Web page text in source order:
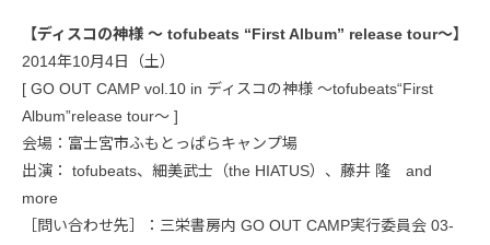
【ディスコの神様 ～ tofubeats “First Album” release tour～】
2014年10月4日（土）
[ GO OUT CAMP vol.10 in ディスコの神様 ～tofubeats“First
Album”release tour～ ]
会場：富士宮市ふもとっぱらキャンプ場
出演： tofubeats、細美武士（the HIATUS）、藤井 隆 and
more
［問い合わせ先］：三栄書房内 GO OUT CAMP実行委員会 03-